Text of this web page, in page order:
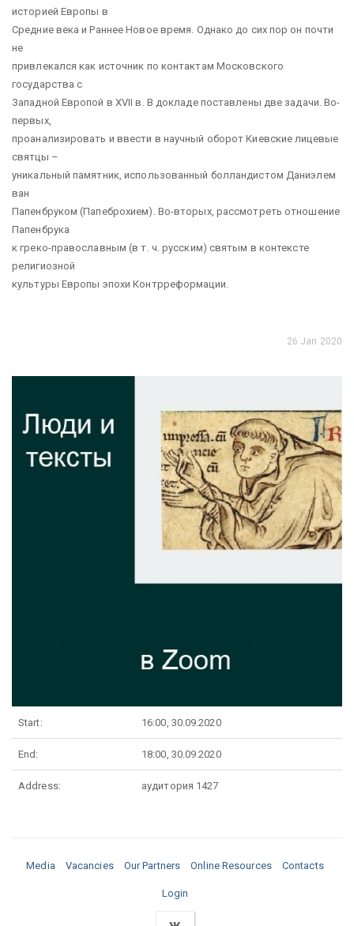
историей Европы в
Средние века и Раннее Новое время. Однако до сих пор он почти
не
привлекался как источник по контактам Московского
государства с
Западной Европой в XVII в. В докладе поставлены две задачи. Во-
первых,
проанализировать и ввести в научный оборот Киевские лицевые
святцы –
уникальный памятник, использованный болландистом Даниэлем
ван
Папенбруком (Папеброхием). Во-вторых, рассмотреть отношение
Папенбрука
к греко-православным (в т. ч. русским) святым в контексте
религиозной
культуры Европы эпохи Контрреформации.
26 Jan 2020
Start: 16:00, 30.09.2020
End: 18:00, 30.09.2020
Address: аудитория 1427
Media Vacancies Our Partners Online Resources Contacts
Login